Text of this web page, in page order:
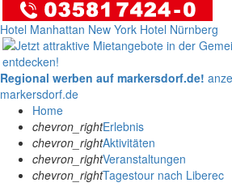
Hotel Manhattan New York Hotel Nürnberg
Regional werben auf markersdorf.de!
markersdorf.de
Home
chevron_rightErlebnis
chevron_rightAktivitäten
chevron_rightVeranstaltungen
chevron_rightTagestour nach Liberec